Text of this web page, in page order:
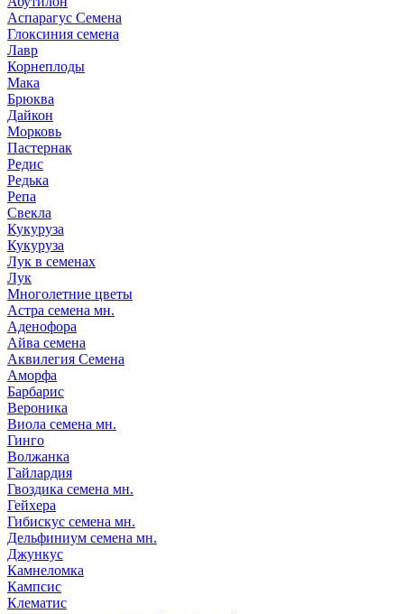
Аспарагус Семена
Глоксиния семена
Лавр
Корнеплоды
Мака
Брюква
Дайкон
Морковь
Пастернак
Редис
Редька
Репа
Свекла
Кукуруза
Кукуруза
Лук в семенах
Лук
Многолетние цветы
Астра семена мн.
Аденофора
Айва семена
Аквилегия Семена
Аморфа
Барбарис
Вероника
Виола семена мн.
Гинго
Волжанка
Гайлардия
Гвоздика семена мн.
Гейхера
Гибискус семена мн.
Дельфиниум семена мн.
Джункус
Камнеломка
Кампсис
Клематис